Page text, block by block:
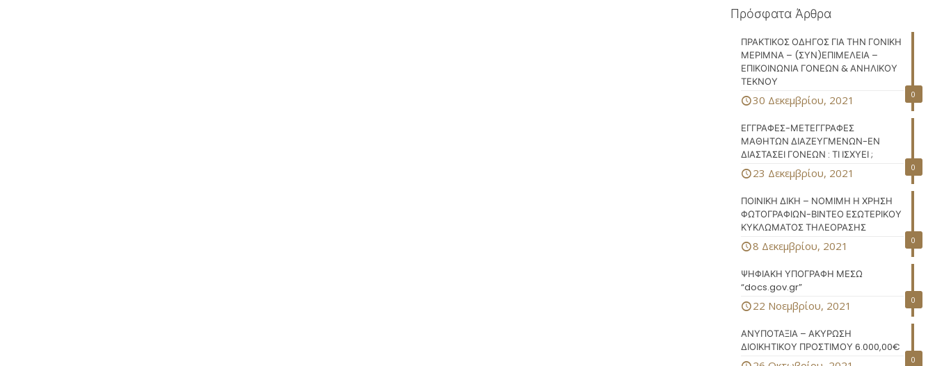
Πρόσφατα Άρθρα
0
ΠΡΑΚΤΙΚΟΣ ΟΔΗΓΟΣ ΓΙΑ ΤΗΝ ΓΟΝΙΚΗ
ΜΕΡΙΜΝΑ – (ΣΥΝ)ΕΠΙΜΕΛΕΙΑ –
ΕΠΙΚΟΙΝΩΝΙΑ ΓΟΝΕΩΝ & ΑΝΗΛΙΚΟΥ
ΤΕΚΝΟΥ
30 Δεκεμβρίου, 2021
0
ΕΓΓΡΑΦΕΣ-ΜΕΤΕΓΓΡΑΦΕΣ
ΜΑΘΗΤΩΝ ΔΙΑΖΕΥΓΜΕΝΩΝ-ΕΝ
ΔΙΑΣΤΑΣΕΙ ΓΟΝΕΩΝ : ΤΙ ΙΣΧΥΕΙ ;
23 Δεκεμβρίου, 2021
0
ΠΟΙΝΙΚΗ ΔΙΚΗ – ΝΟΜΙΜΗ Η ΧΡΗΣΗ
ΦΩΤΟΓΡΑΦΙΩΝ-ΒΙΝΤΕΟ ΕΣΩΤΕΡΙΚΟΥ
ΚΥΚΛΩΜΑΤΟΣ ΤΗΛΕΟΡΑΣΗΣ
8 Δεκεμβρίου, 2021
0
ΨΗΦΙΑΚΗ ΥΠΟΓΡΑΦΗ ΜΕΣΩ
“docs.gov.gr”
22 Νοεμβρίου, 2021
0
ΑΝΥΠΟΤΑΞΙΑ – ΑΚΥΡΩΣΗ
ΔΙΟΙΚΗΤΙΚΟΥ ΠΡΟΣΤΙΜΟΥ 6.000,00€